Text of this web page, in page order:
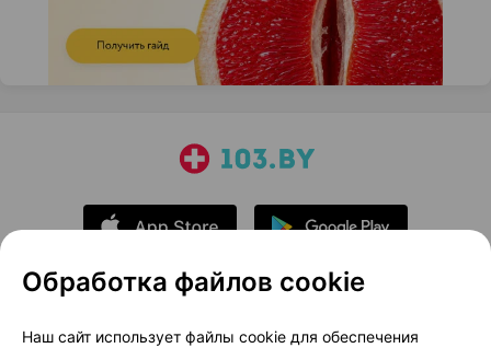
О проекте
Новости проекта
Обработка файлов cookie
Наш сайт использует файлы cookie для обеспечения